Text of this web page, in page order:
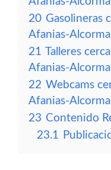
20 Gasolineras
Afanias-
21 Talleres
Afanias-
22 Webcams
Afanias-
23 Contenido
23.1